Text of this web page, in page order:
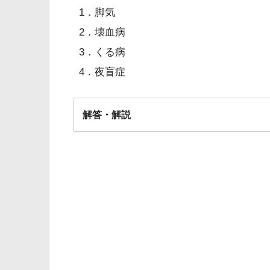
1．脚気
2．壊血病
3．くる病
4．夜盲症
解答・解説